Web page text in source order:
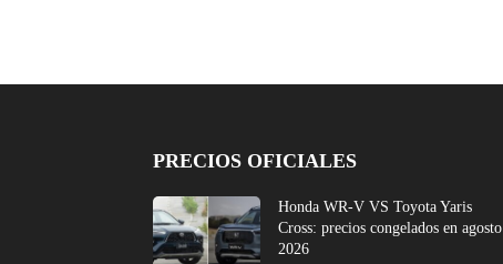
PRECIOS OFICIALES
Honda WR-V VS Toyota Yaris
Cross: precios congelados en agosto
2026